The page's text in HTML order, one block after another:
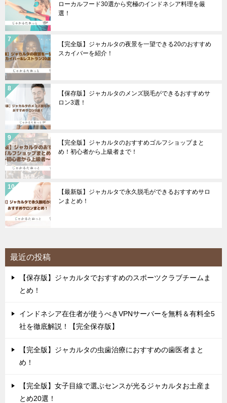
ローカルフード30選から究極のインドネシア料理を厳
選！
【完全版】ジャカルタの夜景を一望できる20のおすすめ
スカイバーを紹介！
【保存版】ジャカルタのメンズ脱毛ができるおすすめサ
ロン3選！
【完全版】ジャカルタのおすすめゴルフショップまと
め！初心者から上級者まで！
【最新版】ジャカルタで永久脱毛ができるおすすめサロ
ンまとめ！
最近の投稿
【保存版】ジャカルタでおすすめのスポーツクラブチームま
とめ！
インドネシア在住者が使うべきVPNサーバーを無料＆有料全5
社を徹底解説！【完全保存版】
【完全版】ジャカルタの虫歯治療におすすめの歯医者まと
め！
【完全版】女子目線で選ぶセンスが光るジャカルタお土産ま
とめ20選！